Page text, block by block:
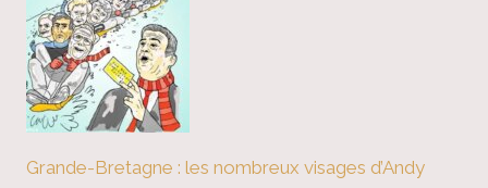
Grande-Bretagne : les nombreux visages d’Andy